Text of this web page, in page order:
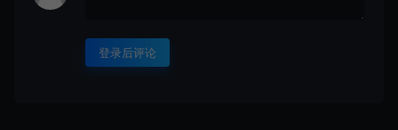
登录后评论